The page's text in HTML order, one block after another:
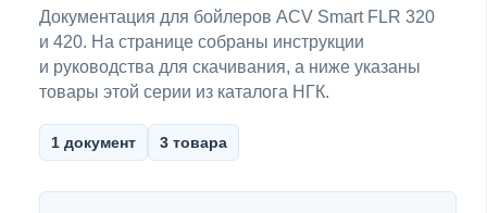
Документация для бойлеров ACV Smart FLR 320
и 420. На странице собраны инструкции
и руководства для скачивания, а ниже указаны
товары этой серии из каталога НГК.
1 документ 3 товара